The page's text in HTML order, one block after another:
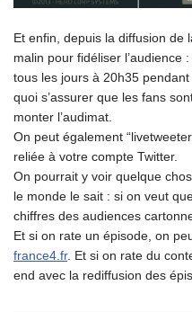
Et enfin, depuis la diffusion de
malin pour fidéliser l’audience
tous les jours à 20h35
quoi s’assurer que les fans
monter l’audimat.
On peut également
reliée à votre compte Twitter.
On pourrait y voir quelque
le monde le sait : si on veut
chiffres des audiences
Et si on rate un épisode, on
france4.fr. Et si on rate du
end avec la rediffusion des